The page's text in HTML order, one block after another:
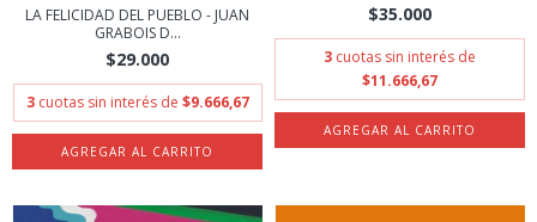
LA FELICIDAD DEL PUEBLO - JUAN
GRABOIS D...
$29.000
3 cuotas sin interés de $9.666,67
$35.000
3 cuotas sin interés de
$11.666,67